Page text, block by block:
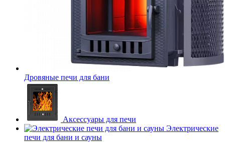
Дровяные печи для бани
Аксессуары для печи
Электрические
печи для бани и сауны